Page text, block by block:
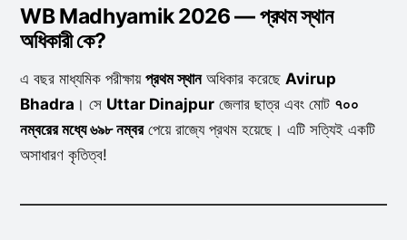
WB Madhyamik 2026 — প্রথম স্থান
অধিকারী কে?
এ বছর মাধ্যমিক পরীক্ষায় প্রথম স্থানঅধিকার করেছে Avirup
Bhadra । সে Uttar Dinajpurজেলার ছাত্র এবং মোট ৭০০
নম্বরের মধ্যে ৬৯৮ নম্বরপেয়ে রাজ্যে প্রথম হয়েছে। এটি সত্যিই একটি
অসাধারণ কৃতিত্ব!